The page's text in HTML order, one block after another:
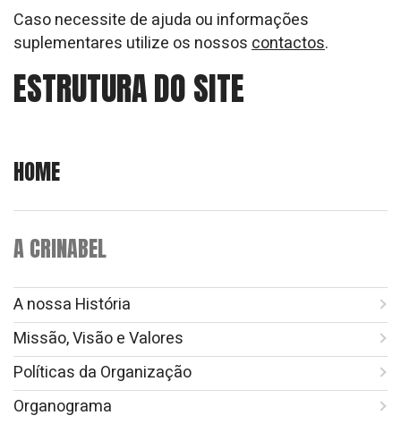
Caso necessite de ajuda ou informações
suplementares utilize os nossoscontactos.
ESTRUTURA DO SITE
HOME
A CRINABEL
A nossa História
Missão, Visão e Valores
Políticas da Organização
Organograma